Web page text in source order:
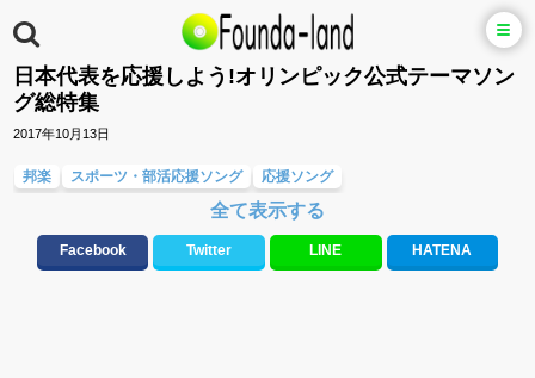
日本代表を応援しよう!オリンピック公式テーマソン
グ総特集
2017年10月13日
邦楽 スポーツ・部活応援ソング 応援ソング
友達&友情ソング・青春ソング テンションが上がる歌&盛り上がる曲
元気が出る歌・やる気が出る曲・明るい曲・楽しい歌・勇気が出る歌
全て表示する
Facebook Twitter LINE HATENA